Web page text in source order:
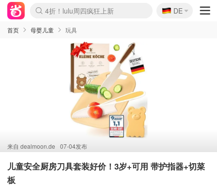
Boticinal 夏促开抢！
4折！lulu周四疯狂上新
还没结束！&OtherStories大促
Joybuy变相75折 随时失效
速领！Stanley独家85折
疑似霸哥！Camper额外叠85折
Zalando 奥莱闪促！每日更新
Moncler反季囤！5折起+叠9折
Coach Brooklyn仅€192
🇩🇪
DE
首页 母婴儿童 玩具
来自 dealmoon.de 07-04发布
儿童安全厨房刀具套装好价！3岁+可用 带护指器+切菜
板